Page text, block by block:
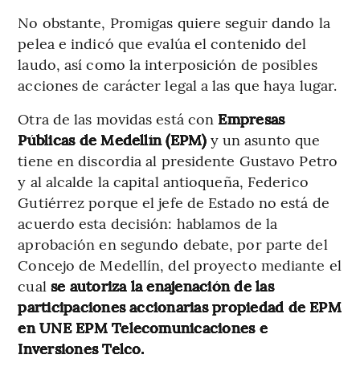
No obstante, Promigas quiere seguir dando la
pelea e indicó que evalúa el contenido del
laudo, así como la interposición de posibles
acciones de carácter legal a las que haya lugar.
Otra de las movidas está con Empresas
Públicas de Medellín (EPM)y un asunto que
tiene en discordia al presidente Gustavo Petro
y al alcalde la capital antioqueña, Federico
Gutiérrez porque el jefe de Estado no está de
acuerdo esta decisión: hablamos de la
aprobación en segundo debate, por parte del
Concejo de Medellín, del proyecto mediante el
cual se autoriza la enajenación de las
participaciones accionarias propiedad de EPM
en UNE EPM Telecomunicaciones e
Inversiones Telco.